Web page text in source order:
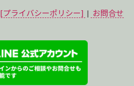
[プライバシーポリシー] | お問合せ